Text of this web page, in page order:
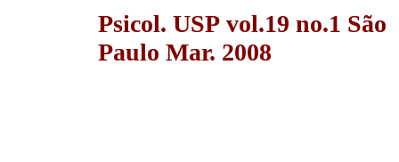
Psicol. USP vol.19 no.1 São
Paulo Mar. 2008